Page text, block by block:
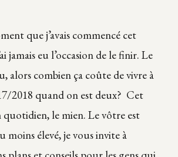
que j’avais commencé cet
jamais eu l’occasion de le finir. Le
alors combien ça coûte de vivre à
2018 quand on est deux? Cet
le mien. Le vôtre est
moins élevé, je vous invite à